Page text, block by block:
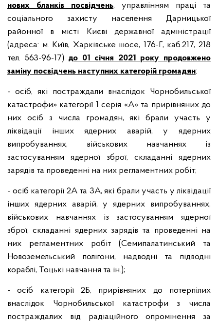
нових бланків посвідчень, управлінням праці та
соціального захисту населення Дарницької
районної в місті Києві державної адміністрації
(адреса: м. Київ, Харківське шосе, 176-Г, каб.217, 218
тел. 563-96-17) до 01 січня 2021 року продовжено
заміну посвідчень наступних категорій громадян:
- осіб, які постраждали внаслідок Чорнобильської
катастрофи» категорії 1 серія «А» та прирівняних до
них осіб з числа громадян, які брали участь у
ліквідації інших ядерних аварій, у ядерних
випробуваннях, військових навчаннях із
застосуванням ядерної зброї, складанні ядерних
зарядів та проведенні на них регламентних робіт;
- осіб категорії 2А та 3А, які брали участь у ліквідації
інших ядерних аварій, у ядерних випробуваннях,
військових навчаннях із застосуванням ядерної
зброї, складанні ядерних зарядів та проведенні на
них регламентних робіт (Семипалатинський та
Новоземельський полігони, надводні та підводні
кораблі, Тоцькі навчання та ін.);
- осіб категорії 2Б, прирівняних до потерпілих
внаслідок Чорнобильської катастрофи з числа
постраждалих від радіаційного опромінення за